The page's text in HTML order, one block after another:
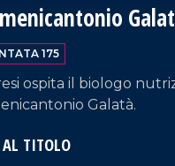
175
ospita il biologo
Galatà.